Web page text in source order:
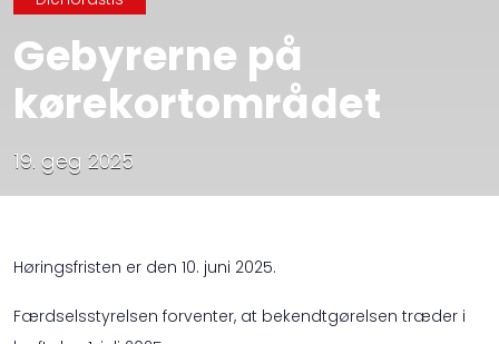
Gebyrerne på
kørekortområdet
19. geg 2025
Høringsfristen er den 10. juni 2025.
Færdselsstyrelsen forventer, at bekendtgørelsen træder i